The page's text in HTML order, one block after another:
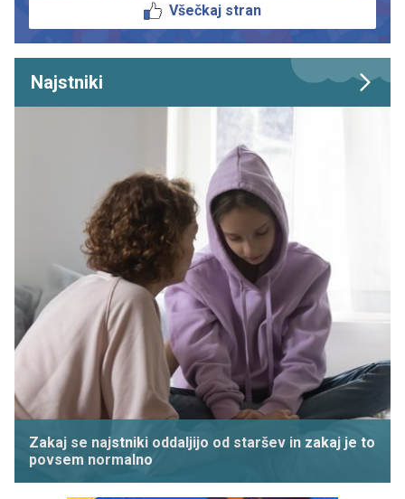
Všečkaj stran
Najstniki
Zakaj se najstniki oddaljijo od staršev in zakaj je to
povsem normalno